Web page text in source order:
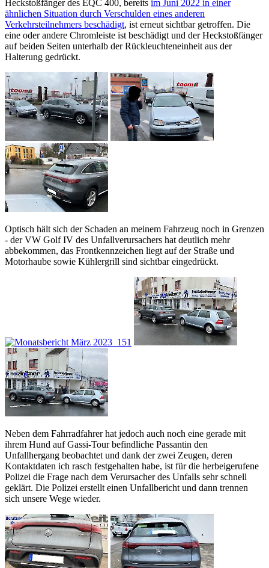
Heckstoßfänger des EQC 400, bereits im Juni 2022 in einer
ähnlichen Situation durch Verschulden eines anderen
Verkehrsteilnehmers beschädigt, ist erneut sichtbar getroffen. Die
eine oder andere Chromleiste ist beschädigt und der Heckstoßfänger
auf beiden Seiten unterhalb der Rückleuchteneinheit aus der
Halterung gedrückt.
Optisch hält sich der Schaden an meinem Fahrzeug noch in Grenzen
- der VW Golf IV des Unfallverursachers hat deutlich mehr
abbekommen, das Frontkennzeichen liegt auf der Straße und
Motorhaube sowie Kühlergrill sind sichtbar eingedrückt.
Neben dem Fahrradfahrer hat jedoch auch noch eine gerade mit
ihrem Hund auf Gassi-Tour befindliche Passantin den
Unfallhergang beobachtet und dank der zwei Zeugen, deren
Kontaktdaten ich rasch festgehalten habe, ist für die herbeigerufene
Polizei die Frage nach dem Verursacher des Unfalls sehr schnell
geklärt. Die Polizei erstellt einen Unfallbericht und dann trennen
sich unsere Wege wieder.